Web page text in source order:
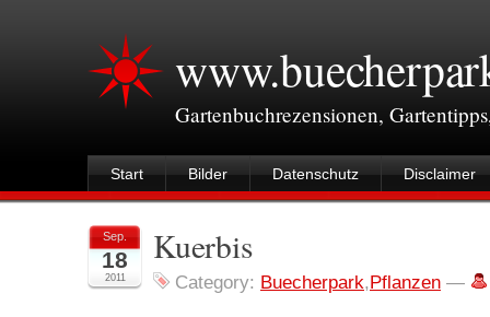
Gartenbuchrezensionen,
Start Bilder Datenschutz Disclaimer
Sep.
18
2011
Kuerbis
Category: Buecherpark,Pflanzen —